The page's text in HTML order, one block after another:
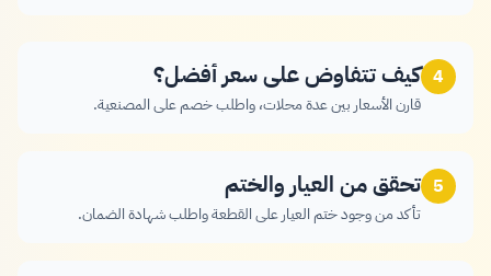
4 كيف تتفاوض على سعر أفضل؟
قارن الأسعار بين عدة محلات، واطلب خصم على المصنعية.
5 تحقق من العيار والختم
تأكد من وجود ختم العيار على القطعة واطلب شهادة الضمان.